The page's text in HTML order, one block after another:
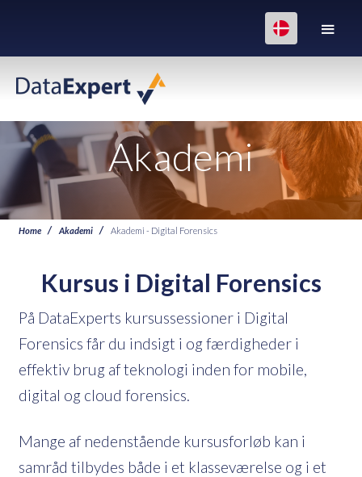
Akademi
Home Akademi Akademi - Digital Forensics
Kursus i Digital Forensics
På DataExperts kursussessioner i Digital
Forensics får du indsigt i og færdigheder i
effektiv brug af teknologi inden for mobile,
digital og cloud forensics.
Mange af nedenstående kursusforløb kan i
samråd tilbydes både i et klasseværelse og i et